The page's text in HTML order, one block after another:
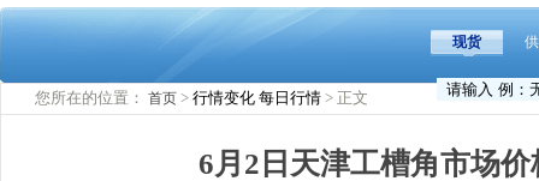
现货
您所在的位置： 首页 > 行情变化 每日行情 > 正文
6月2日天津工槽角市场价